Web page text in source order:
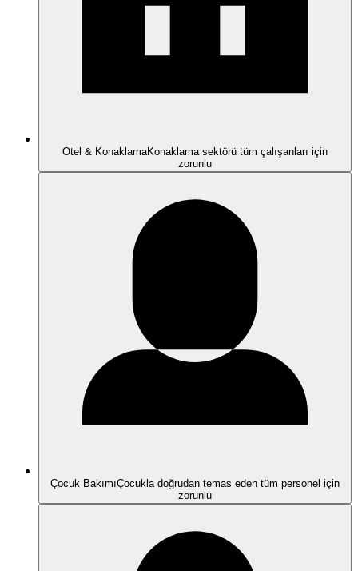
Otel & KonaklamaKonaklama sektörü tüm çalışanları için
zorunlu
Çocuk BakımıÇocukla doğrudan temas eden tüm personel için
zorunlu